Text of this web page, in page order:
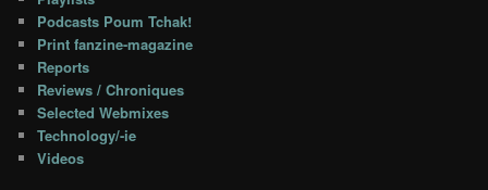
Podcasts Poum Tchak!
Print fanzine-magazine
Reports
Reviews / Chroniques
Selected Webmixes
Technology/-ie
Videos